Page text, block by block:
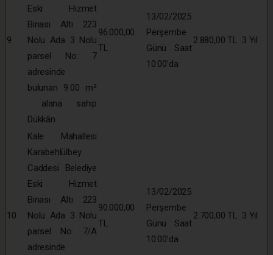
9
Eski Hizmet
Binası Altı 223
Nolu Ada 3 Nolu
parsel No: 7
adresinde
bulunan 9.00 m²
alana sahip
Dükkân
96.000,00
TL
13/02/2025
Perşembe
Günü Saat
10:00’da
2.880,00 TL 3 Yıl
10
Kale Mahallesi
Karabehlülbey
Caddesi Belediye
Eski Hizmet
Binası Altı 223
Nolu Ada 3 Nolu
parsel No: 7/A
adresinde
90.000,00
TL
13/02/2025
Perşembe
Günü Saat
10:00’da
2.700,00 TL 3 Yıl